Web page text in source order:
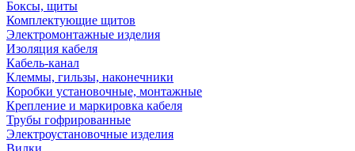
Боксы, щиты
Комплектующие щитов
Электромонтажные изделия
Изоляция кабеля
Кабель-канал
Клеммы, гильзы, наконечники
Коробки установочные, монтажные
Крепление и маркировка кабеля
Трубы гофрированные
Электроустановочные изделия
Вилки